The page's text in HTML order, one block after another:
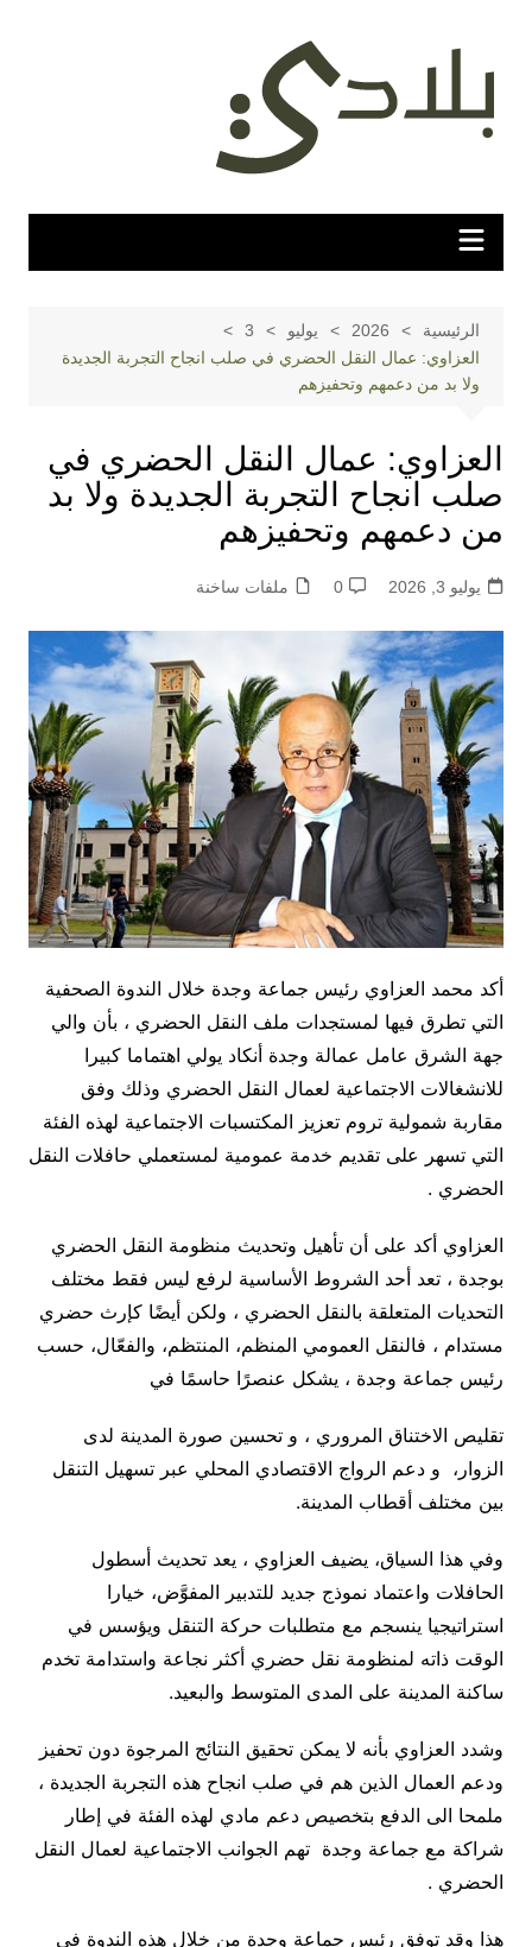
المحتوى
الرئيسية 2026 يوليو
3
العزاوي: عمال النقل الحضري في صلب انجاح التجربة الجديدة
ولا بد من دعمهم وتحفيزهم
العزاوي: عمال النقل الحضري في
صلب انجاح التجربة الجديدة ولا بد
من دعمهم وتحفيزهم
يوليو 3, 2026 0 ملفات ساخنة
أكد محمد العزاوي رئيس جماعة وجدة خلال الندوة الصحفية
التي تطرق فيها لمستجدات ملف النقل الحضري ، بأن والي
جهة الشرق عامل عمالة وجدة أنكاد يولي اهتماما كبيرا
للانشغالات الاجتماعية لعمال النقل الحضري وذلك وفق
مقاربة شمولية تروم تعزيز المكتسبات الاجتماعية لهذه الفئة
التي تسهر على تقديم خدمة عمومية لمستعملي حافلات النقل
الحضري .
العزاوي أكد على أن تأهيل وتحديث منظومة النقل الحضري
بوجدة ، تعد أحد الشروط الأساسية لرفع ليس فقط مختلف
التحديات المتعلقة بالنقل الحضري ، ولكن أيضًا كإرث حضري
مستدام ، فالنقل العمومي المنظم، المنتظم، والفعّال، حسب
رئيس جماعة وجدة ، يشكل عنصرًا حاسمًا في
تقليص الاختناق المروري ، و تحسين صورة المدينة لدى
الزوار، و دعم الرواج الاقتصادي المحلي عبر تسهيل التنقل
بين مختلف أقطاب المدينة.
وفي هذا السياق، يضيف العزاوي ، يعد تحديث أسطول
الحافلات واعتماد نموذج جديد للتدبير المفوَّض، خيارا
استراتيجيا ينسجم مع متطلبات حركة التنقل ويؤسس في
الوقت ذاته لمنظومة نقل حضري أكثر نجاعة واستدامة تخدم
ساكنة المدينة على المدى المتوسط والبعيد.
وشدد العزاوي بأنه لا يمكن تحقيق النتائج المرجوة دون تحفيز
ودعم العمال الذين هم في صلب انجاح هذه التجربة الجديدة ،
ملمحا الى الدفع بتخصيص دعم مادي لهذه الفئة في إطار
شراكة مع جماعة وجدة تهم الجوانب الاجتماعية لعمال النقل
الحضري .
هذا وقد توفق رئيس جماعة وجدة من خلال هذه الندوة في